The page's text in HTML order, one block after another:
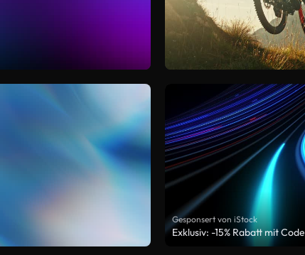
Gesponsert von iStock
Exklusiv: -15% Rabatt mit Code